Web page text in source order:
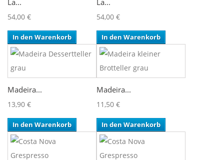
La...
54,00 €
In den Warenkorb
La...
54,00 €
In den Warenkorb
Madeira...
13,90 €
In den Warenkorb
Madeira...
11,50 €
In den Warenkorb